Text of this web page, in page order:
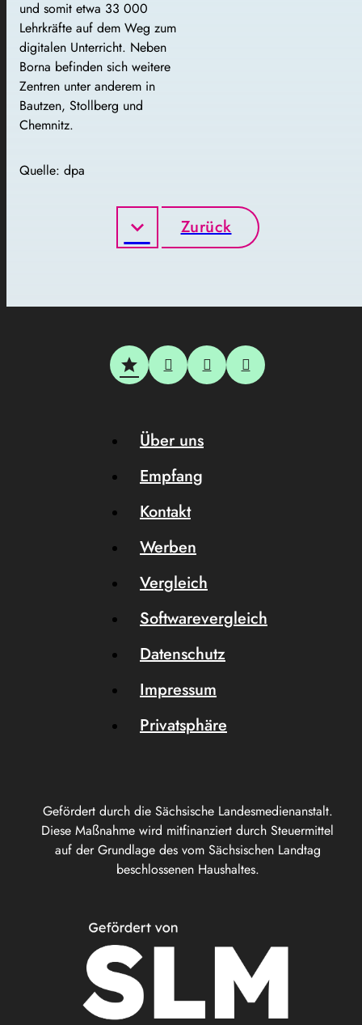
und somit etwa 33 000
Lehrkräfte auf dem Weg zum
digitalen Unterricht. Neben
Borna befinden sich weitere
Zentren unter anderem in
Bautzen, Stollberg und
Chemnitz.
Quelle: dpa
Zurück
Gefördert durch die Sächsische Landesmedienanstalt.
Diese Maßnahme wird mitfinanziert durch Steuermittel
auf der Grundlage des vom Sächsischen Landtag
beschlossenen Haushaltes.
Über uns
Empfang
Kontakt
Werben
Vergleich
Softwarevergleich
Datenschutz
Impressum
Privatsphäre